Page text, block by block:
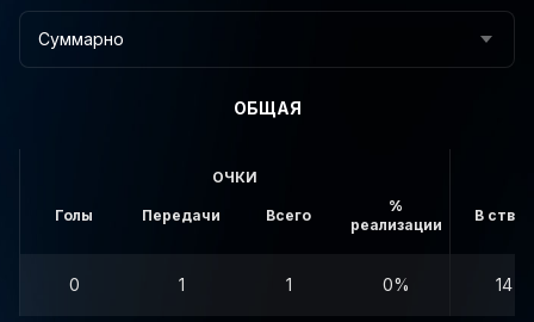
Суммарно
ОБЩАЯ
ОЧКИ
Голы Передачи Всего
%
реализации
В створ
0 1 1 0% 14